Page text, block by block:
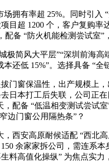
有率超 25%。同时引入
超 1200 个，客户复购
备 “防火机能检测尝试室”
风大平层”“深圳前海高
还低 15%”。选择具备 “全
窗保温性，出产规模上，
日本打工后失联，公司正
配备 “低温相变测试尝试
边门窗公用隔热条”？
安高原耐候适配 “西北
余家家拆公司，需连系
料高值化操纵” 为焦点实